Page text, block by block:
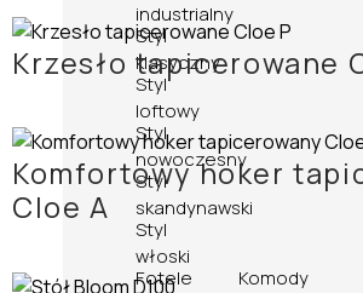
industrialny
Styl
klasyczny
Styl
loftowy
Styl
nowoczesny
Styl
skandynawski
Styl
włoski
Fotele
Komody
Krzesło tapicerowane
Komfortowy hoker
Cloe A